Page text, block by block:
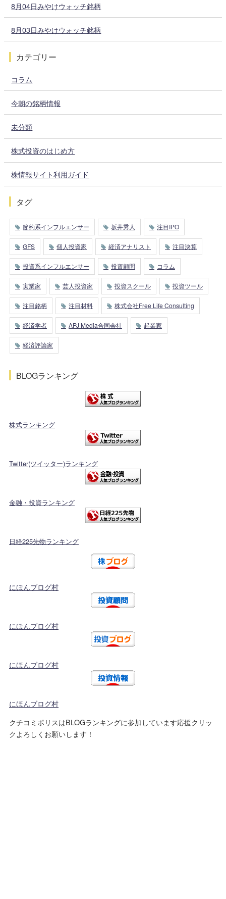
8月04日みやけウォッチ銘柄
8月03日みやけウォッチ銘柄
カテゴリー
コラム
今朝の銘柄情報
未分類
株式投資のはじめ方
株情報サイト利用ガイド
タグ
節約系インフルエンサー 坂井秀人 注目IPO
GFS 個人投資家 経済アナリスト 注目決算
投資系インフルエンサー 投資顧問 コラム
実業家 芸人投資家 投資スクール 投資ツール
注目銘柄 注目材料 株式会社Free Life Consulting
経済学者 APJ Media合同会社 起業家
経済評論家
BLOGランキング
株式ランキング
Twitter(ツイッター)ランキング
金融・投資ランキング
日経225先物ランキング
にほんブログ村
にほんブログ村
にほんブログ村
にほんブログ村
クチコミポリスはBLOGランキングに参加しています応援クリッ
クよろしくお願いします！